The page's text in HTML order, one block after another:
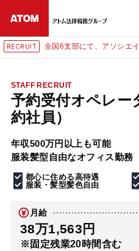
RECRUIT 全国6支部にて、アソシエ
STAFF RECRUIT
予約受付オペレー
約社員）
年収500万円以上も可能
服装髪型自由なオフィス勤務
都心に住める高待遇
服装・髪型髪色自由
月給
38万1,563円
※固定残業20時間含む
24時間365
無料相談窓口はこ
電話・LINE・メー
ホーム
取扱分野
解決実績